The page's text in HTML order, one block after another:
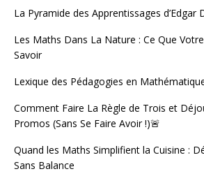
La Pyramide des Apprentissages d’Edgar
Les Maths Dans La Nature : Ce Que
Savoir
Lexique des Pédagogies en
Comment Faire La Règle de Trois et
Promos (Sans Se Faire Avoir !)🚨
Quand les Maths Simplifient la Cuisine :
Sans Balance